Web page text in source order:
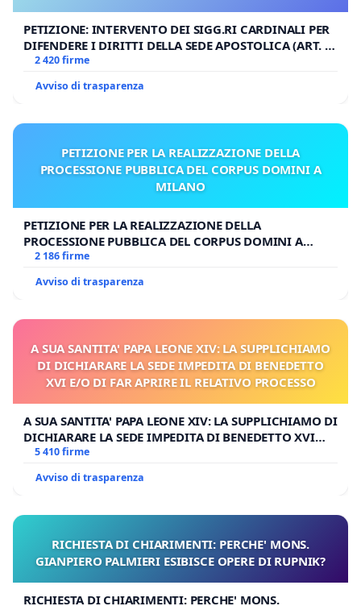
PETIZIONE: INTERVENTO DEI SIGG.RI CARDINALI PER
DIFENDERE I DIRITTI DELLA SEDE APOSTOLICA (ART. 3
UDG)
2 420 firme
Avviso di trasparenza
PETIZIONE PER LA REALIZZAZIONE DELLA
PROCESSIONE PUBBLICA DEL CORPUS DOMINI A
MILANO
PETIZIONE PER LA REALIZZAZIONE DELLA
PROCESSIONE PUBBLICA DEL CORPUS DOMINI A
MILANO
2 186 firme
Avviso di trasparenza
A SUA SANTITA' PAPA LEONE XIV: LA SUPPLICHIAMO
DI DICHIARARE LA SEDE IMPEDITA DI BENEDETTO
XVI E/O DI FAR APRIRE IL RELATIVO PROCESSO
A SUA SANTITA' PAPA LEONE XIV: LA SUPPLICHIAMO DI
DICHIARARE LA SEDE IMPEDITA DI BENEDETTO XVI
E/O DI FAR APRIRE IL RELATIVO PROCESSO
5 410 firme
Avviso di trasparenza
RICHIESTA DI CHIARIMENTI: PERCHE' MONS.
GIANPIERO PALMIERI ESIBISCE OPERE DI RUPNIK?
RICHIESTA DI CHIARIMENTI: PERCHE' MONS.